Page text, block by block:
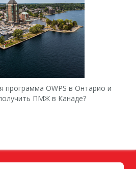
программа OWPS в Онтарио и
ПМЖ в Канаде?